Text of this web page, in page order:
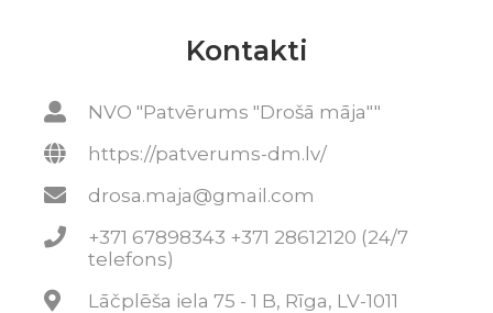
Kontakti
NVO "Patvērums "Drošā māja""
https://patverums-dm.lv/
drosa.maja@gmail.com
+371 67898343 +371 28612120 (24/7
telefons)
Lāčplēša iela 75 - 1 B, Rīga, LV-1011